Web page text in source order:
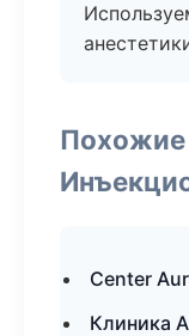
Похожие
Center
Клиника